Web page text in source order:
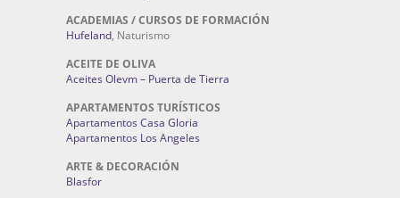
ACADEMIAS / CURSOS DE FORMACIÓN
Hufeland, Naturismo
ACEITE DE OLIVA
Aceites Olevm – Puerta de Tierra
APARTAMENTOS TURÍSTICOS
Apartamentos Casa Gloria
Apartamentos Los Angeles
ARTE & DECORACIÓN
Blasfor